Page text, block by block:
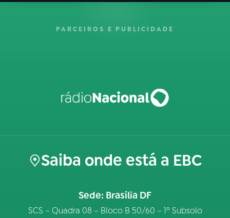
PARCEIROS E PUBLICIDADE
Saiba onde está a EBC
Sede: Brasília DF
SCS – Quadra 08 – Bloco B 50/60 – 1º Subsolo